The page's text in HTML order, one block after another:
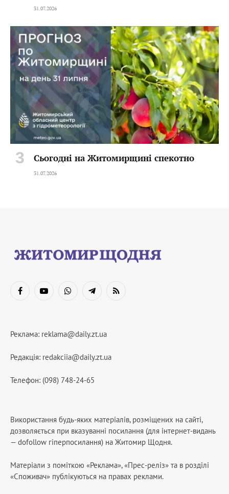
31.07.2026
Сьогодні на Житомирщині спекотно
31.07.2026
FacebookYouTubeWhatsAppTelegramRSS
Реклама: reklama@daily.zt.ua
Редакція: redakciia@daily.zt.ua
Телефон: (098) 748-24-65
Використання будь-яких матеріалів, розміщених на сайті,
дозволяється при вказуванні посилання (для інтернет-видань
— dofollow гіперпосилання) на Житомир Щодня.
Матеріали з поміткою «Реклама», «Прес-реліз» та в розділі
«Споживач» публікуються на правах реклами.